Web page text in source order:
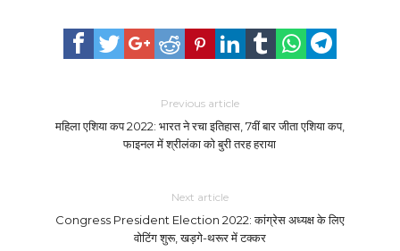
Previous article
महिला एशिया कप 2022: भारत ने रचा इतिहास, 7वीं बार जीता एशिया कप,
फाइनल में श्रीलंका को बुरी तरह हराया
Next article
Congress President Election 2022: कांग्रेस अध्यक्ष के लिए
वोटिंग शुरू, खड़गे-थरूर में टक्कर